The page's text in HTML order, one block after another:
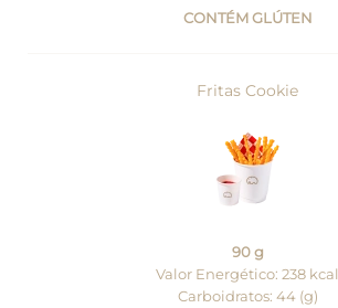
CONTÉM GLÚTEN
Fritas Cookie
90 g
Valor Energético: 238 kcal
Carboidratos: 44 (g)